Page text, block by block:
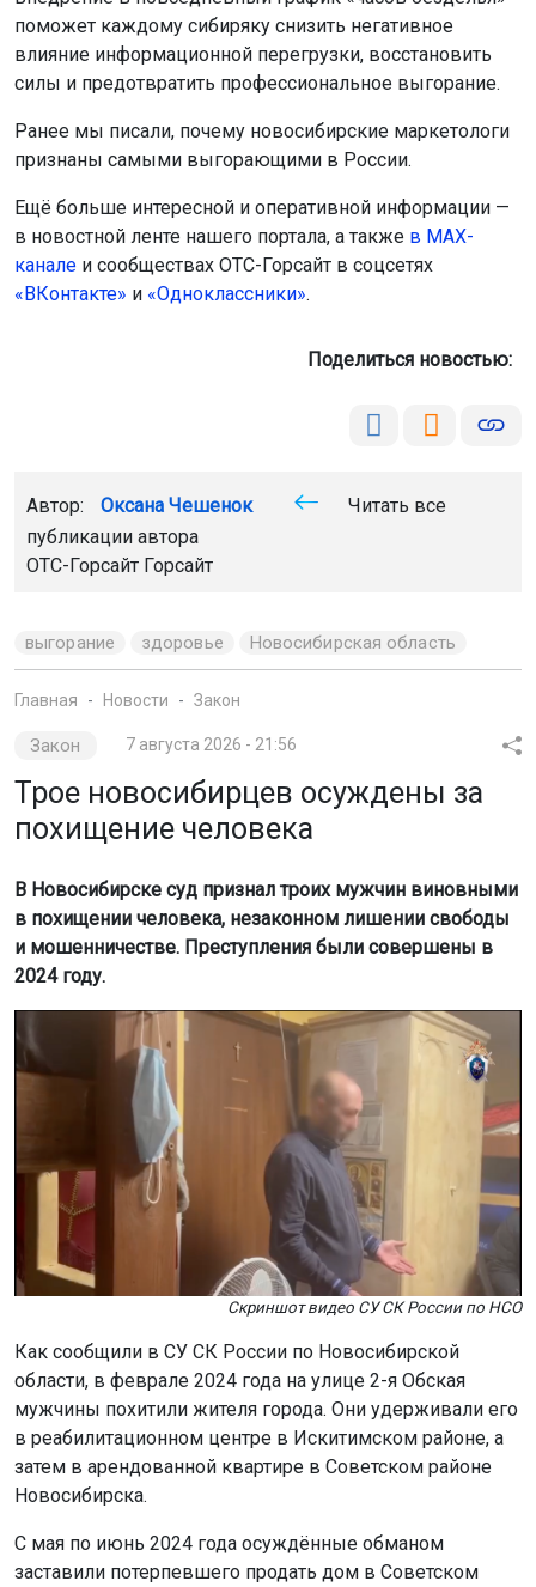
поможет каждому сибиряку снизить негативное
влияние информационной перегрузки, восстановить
силы и предотвратить профессиональное выгорание.
Ранее мы писали, почему новосибирские маркетологи
признаны самыми выгорающими в России.
Ещё больше интересной и оперативной информации —
в новостной ленте нашего портала, а также в МАХ-
канале и сообществах ОТС-Горсайт в соцсетях
«ВКонтакте» и «Одноклассники».
Поделиться новостью:
Автор: Оксана Чешенок
Читать все
публикации автора
ОТС-Горсайт Горсайт
выгорание здоровье Новосибирская область
Главная Новости Закон
Закон 7 августа 2026 - 21:56
Трое новосибирцев осуждены за
похищение человека
В Новосибирске суд признал троих мужчин виновными
в похищении человека, незаконном лишении свободы
и мошенничестве. Преступления были совершены в
2024 году.
Скриншот видео СУ СК России по НСО
Как сообщили в СУ СК России по Новосибирской
области, в феврале 2024 года на улице 2-я Обская
мужчины похитили жителя города. Они удерживали его
в реабилитационном центре в Искитимском районе, а
затем в арендованной квартире в Советском районе
Новосибирска.
С мая по июнь 2024 года осуждённые обманом
заставили потерпевшего продать дом в Советском